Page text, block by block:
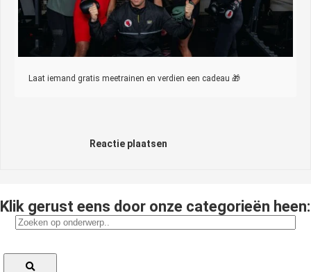
Laat iemand gratis meetrainen en verdien een cadeau 🎁
Reactie plaatsen
Klik gerust eens door onze categorieën heen: